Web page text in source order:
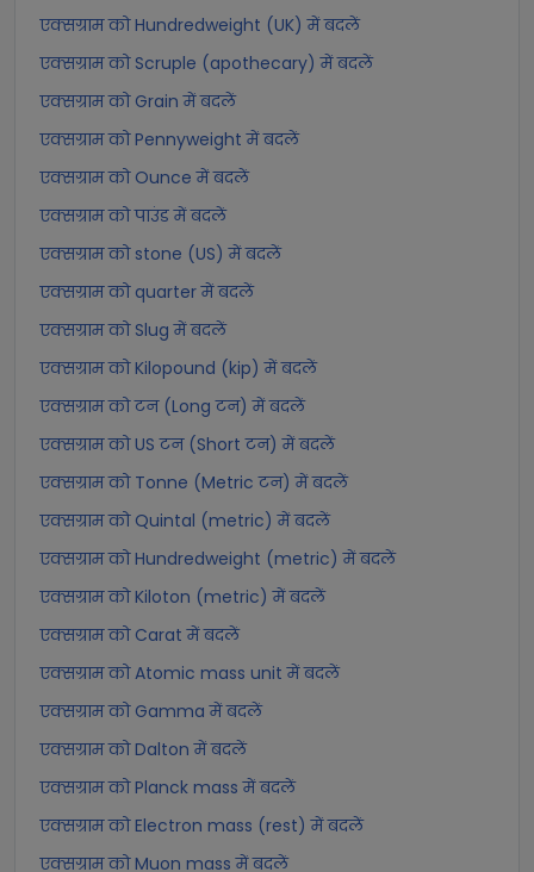
एक्सग्राम को Hundredweight (UK) में बदलें
एक्सग्राम को Scruple (apothecary) में बदलें
एक्सग्राम को Grain में बदलें
एक्सग्राम को Pennyweight में बदलें
एक्सग्राम को Ounce में बदलें
एक्सग्राम को पाउंड में बदलें
एक्सग्राम को stone (US) में बदलें
एक्सग्राम को quarter में बदलें
एक्सग्राम को Slug में बदलें
एक्सग्राम को Kilopound (kip) में बदलें
एक्सग्राम को टन (Long टन) में बदलें
एक्सग्राम को US टन (Short टन) में बदलें
एक्सग्राम को Tonne (Metric टन) में बदलें
एक्सग्राम को Quintal (metric) में बदलें
एक्सग्राम को Hundredweight (metric) में बदलें
एक्सग्राम को Kiloton (metric) में बदलें
एक्सग्राम को Carat में बदलें
एक्सग्राम को Atomic mass unit में बदलें
एक्सग्राम को Gamma में बदलें
एक्सग्राम को Dalton में बदलें
एक्सग्राम को Planck mass में बदलें
एक्सग्राम को Electron mass (rest) में बदलें
एक्सग्राम को Muon mass में बदलें